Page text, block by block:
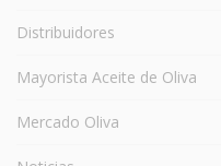
Distribuidores
Mayorista Aceite de Oliva
Mercado Oliva